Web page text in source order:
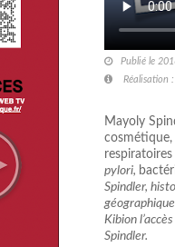
Publié le
Réalisation
Mayoly
cosmétique,
pylori,
Spindler,
Kibion
Spindler.